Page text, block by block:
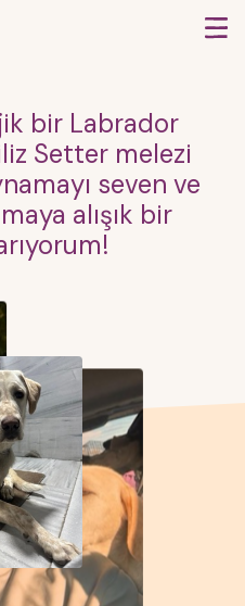
bir Labrador
Setter melezi
seven ve
alışık bir